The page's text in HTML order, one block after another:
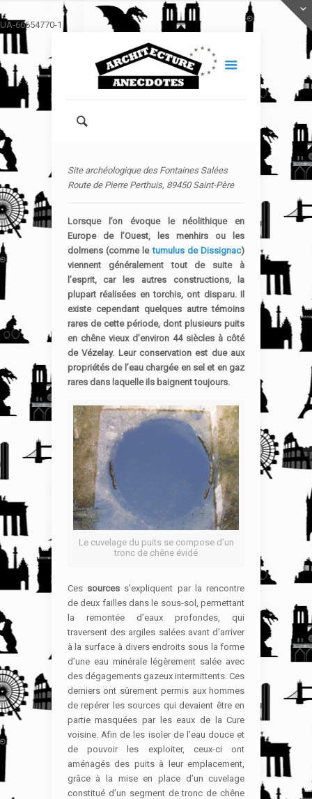
UA-66654770-1
Site archéologique des Fontaines Salées
Route de Pierre Perthuis, 89450 Saint-Père
Lorsque l’on évoque le néolithique en
Europe de l’Ouest, les menhirs ou les
dolmens (comme letumulus de Dissignac)
viennent généralement tout de suite à
l’esprit, car les autres constructions, la
plupart réalisées en torchis, ont disparu. Il
existe cependant quelques autre témoins
rares de cette période, dont plusieurs puits
en chêne vieux d’environ 44 siècles à côté
de Vézelay. Leur conservation est due aux
propriétés de l’eau chargée en sel et en gaz
rares dans laquelle ils baignent toujours.
Le cuvelage du puits se compose d’un
tronc de chêne évidé
Ces sourcess’expliquent par la rencontre
de deux failles dans le sous-sol, permettant
la remontée d’eaux profondes, qui
traversent des argiles salées avant d’arriver
à la surface à divers endroits sous la forme
d’une eau minérale légèrement salée avec
des dégagements gazeux intermittents. Ces
derniers ont sûrement permis aux hommes
de repérer les sources qui devaient être en
partie masquées par les eaux de la Cure
voisine. Afin de les isoler de l’eau douce et
de pouvoir les exploiter, ceux-ci ont
aménagés des puits à leur emplacement,
grâce à la mise en place d’un cuvelage
constitué d’un segment de tronc de chêne